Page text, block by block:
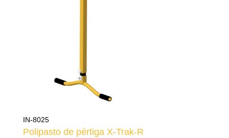
IN-8025
Polipasto de pértiga X-Trak-R